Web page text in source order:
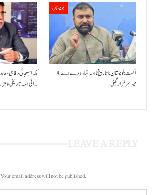
مکہ اسیجائی دفاعی
اٹی اسہ تاریخی ءُ مزل نا نشان…
بلوچستان
8 اگست بلوچستان نا تاریخ نا اسہ تہار ءُ دے اسے،
میرسرفراز بگٹی
Your email address will not be published.